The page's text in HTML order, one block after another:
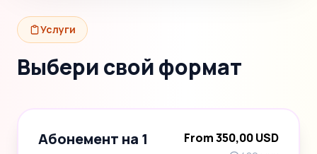
Услуги
Выбери свой формат
Абонемент на 1
From 350,00 USD